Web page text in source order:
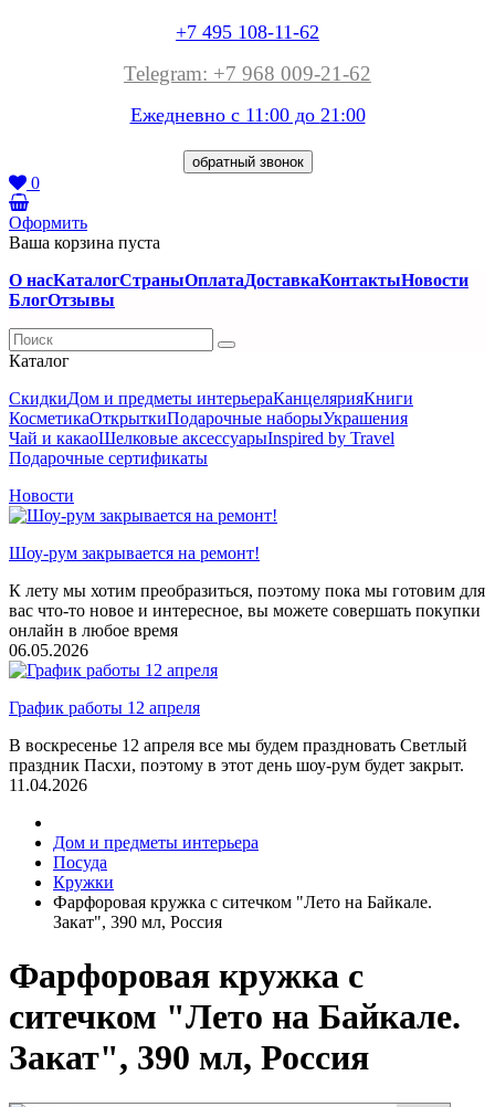
+7 495 108-11-62
Telegram: +7 968 009-21-62
Ежедневно с 11:00 до 21:00
обратный звонок
0
Оформить
Ваша корзина пуста
О насКаталогСтраныОплатаДоставкаКонтактыНовости
БлогОтзывы
Каталог
СкидкиДом и предметы интерьераКанцелярияКниги
КосметикаОткрыткиПодарочные наборыУкрашения
Чай и какаоШелковые аксеcсуарыInspired by Travel
Подарочные сертификаты
Новости
Шоу-рум закрывается на ремонт!
К лету мы хотим преобразиться, поэтому пока мы готовим для
вас что-то новое и интересное, вы можете совершать покупки
онлайн в любое время
06.05.2026
График работы 12 апреля
В воскресенье 12 апреля все мы будем праздновать Светлый
праздник Пасхи, поэтому в этот день шоу-рум будет закрыт.
11.04.2026
Дом и предметы интерьера
Посуда
Кружки
Фарфоровая кружка с ситечком "Лето на Байкале.
Закат", 390 мл, Россия
Фарфоровая кружка с
ситечком "Лето на Байкале.
Закат", 390 мл, Россия